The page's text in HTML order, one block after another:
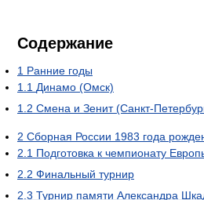
Содержание
1 Ранние годы
1.1 Динамо (Омск)
1.2 Смена и Зенит (Санкт-
2 Сборная России 1983 года
2.1 Подготовка к чемпионату
2.2 Финальный турнир
2.3 Турнир памяти Александра